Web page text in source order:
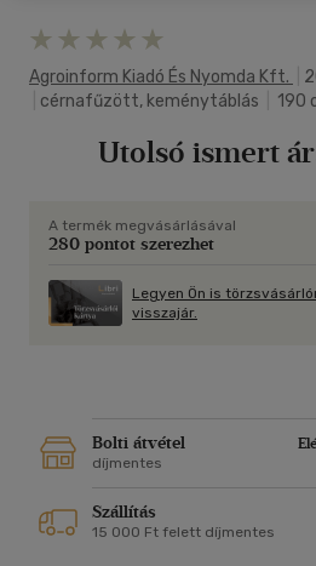
Agroinform Kiadó És Nyomda Kft.
cérnafűzött, keménytáblás 190
Utolsó ismert
A termék megvásárlásával
280 pontot szerezhet
Legyen Ön is
visszajár.
Bolti átvétel
díjmentes
Szállítás
15 000 Ft felett díjmentes